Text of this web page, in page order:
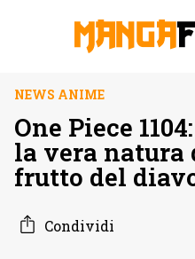
NEWS ANIME
One Piece
la vera natura
frutto del
Condividi